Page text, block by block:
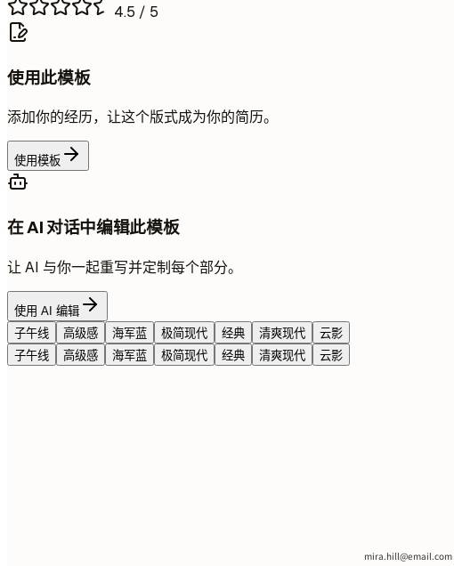
4.5 / 5
使用此模板
添加你的经历，让这个版式成为你的简历。
使用模板
在 AI 对话中编辑此模板
让 AI 与你一起重写并定制每个部分。
使用 AI 编辑
子午线
高级感 海军蓝 极简现代 经典 清爽现代
云影
子午线
高级感 海军蓝 极简现代 经典 清爽现代 云影
mira.hill@email.com